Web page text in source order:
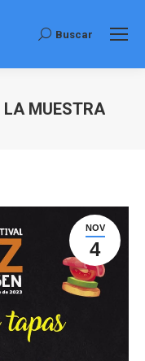
Buscar:
Buscar
LA MUESTRA
NOV
4